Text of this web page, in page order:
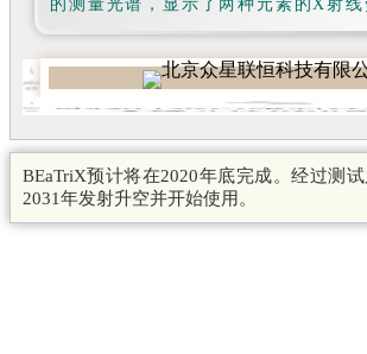
的测量光谱，显示了两种元素的X射线
BEaTriX预计将在2020年底完成。经过测
2031年发射升空并开始使用。